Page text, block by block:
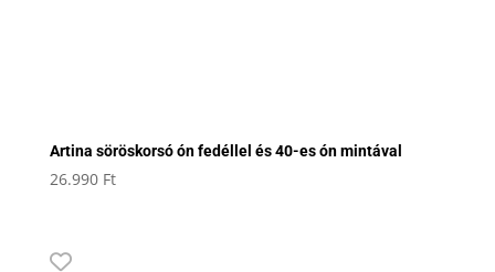
Artina söröskorsó ón fedéllel és 40-es ón mintával
26.990 Ft